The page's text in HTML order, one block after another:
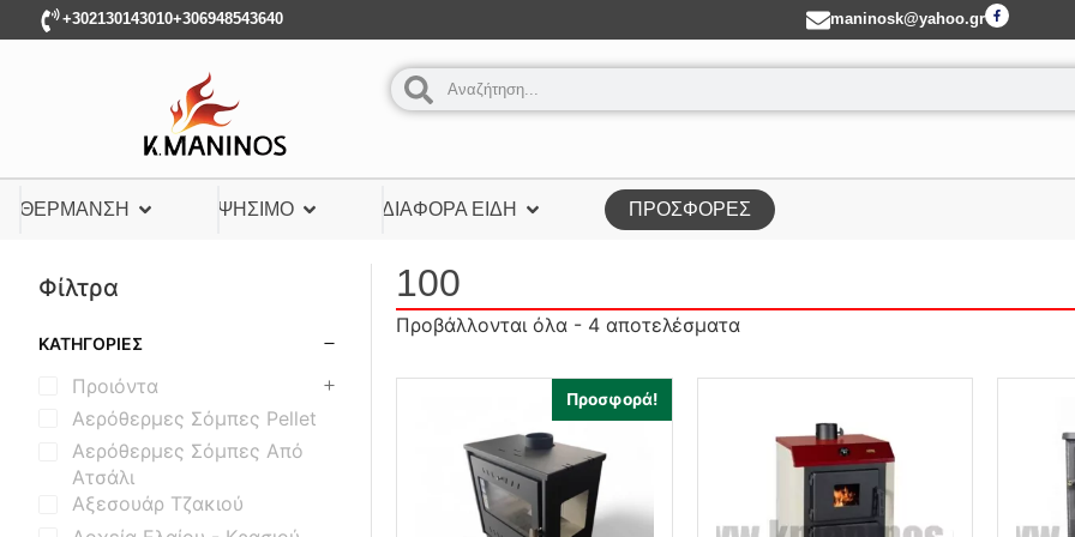
+302130143010+306948543640 maninosk@yahoo.gr
ΘΈΡΜΑΝΣΗ ΨΉΣΙΜΟ ΔΙΆΦΟΡΑ ΕΊΔΗ ΠΡΟΣΦΟΡΕΣ
Φίλτρα
ΚΑΤΗΓΟΡΊΕΣ
Προιόντα
Αερόθερμες Σόμπες Pellet
Αερόθερμες Σόμπες Από
Ατσάλι
Αξεσουάρ Τζακιού
100
Προβάλλονται όλα - 4 αποτελέσματα
Προσφορά!